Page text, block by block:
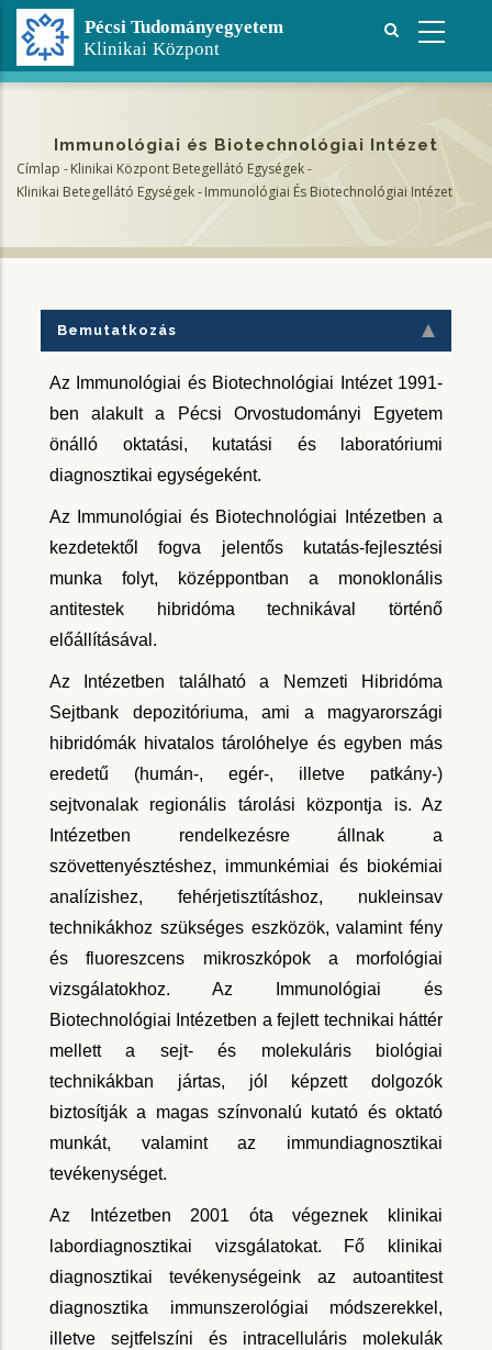
Ugrás
tartalomra
Immunológiai és Biotechnológiai Intézet
Morzsa
Címlap -Klinikai Központ Betegellátó Egységek-
Klinikai Betegellátó Egységek-Immunológiai És Biotechnológiai Intézet
Bemutatkozás
Az Immunológiai és Biotechnológiai Intézet 1991-
ben alakult a Pécsi Orvostudományi Egyetem
önálló oktatási, kutatási és laboratóriumi
diagnosztikai egységeként.
Az Immunológiai és Biotechnológiai Intézetben a
kezdetektől fogva jelentős kutatás-fejlesztési
munka folyt, középpontban a monoklonális
antitestek hibridóma technikával történő
előállításával.
Az Intézetben található a Nemzeti Hibridóma
Sejtbank depozitóriuma, ami a magyarországi
hibridómák hivatalos tárolóhelye és egyben más
eredetű (humán-, egér-, illetve patkány-)
sejtvonalak regionális tárolási központja is. Az
Intézetben rendelkezésre állnak a
szövettenyésztéshez, immunkémiai és biokémiai
analízishez, fehérjetisztításhoz, nukleinsav
technikákhoz szükséges eszközök, valamint fény
és fluoreszcens mikroszkópok a morfológiai
vizsgálatokhoz. Az Immunológiai és
Biotechnológiai Intézetben a fejlett technikai háttér
mellett a sejt- és molekuláris biológiai
technikákban jártas, jól képzett dolgozók
biztosítják a magas színvonalú kutató és oktató
munkát, valamint az immundiagnosztikai
tevékenységet.
Az Intézetben 2001 óta végeznek klinikai
labordiagnosztikai vizsgálatokat. Fő klinikai
diagnosztikai tevékenységeink az autoantitest
diagnosztika immunszerológiai módszerekkel,
illetve sejtfelszíni és intracelluláris molekulák